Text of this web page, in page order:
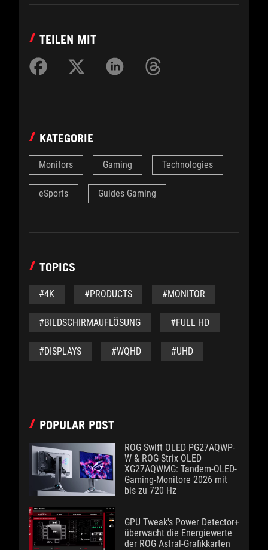
TEILEN MIT
KATEGORIE
Monitors Gaming Technologies
eSports Guides Gaming
TOPICS
#4K #PRODUCTS #MONITOR
#BILDSCHIRMAUFLÖSUNG #FULL HD
#DISPLAYS #WQHD #UHD
POPULAR POST
ROG Swift OLED PG27AQWP-
W & ROG Strix OLED
XG27AQWMG: Tandem-OLED-
Gaming-Monitore 2026 mit
bis zu 720 Hz
GPU Tweak's Power Detector+
überwacht die Energiewerte
der ROG Astral-Grafikkarten